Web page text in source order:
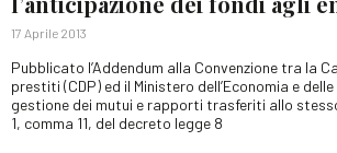
17 Aprile 2013
Pubblicato l’Addendum alla Convenzione tra la
prestiti (CDP) ed il Ministero dell’Economia e delle
gestione dei mutui e rapporti trasferiti allo stesso
1, comma 11, del decreto legge 8